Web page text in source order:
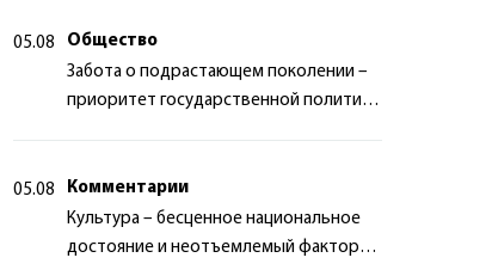
05.08
Общество
Забота о подрастающем поколении –
приоритет государственной политики
05.08
Комментарии
Культура – бесценное национальное
достояние и неотъемлемый фактор